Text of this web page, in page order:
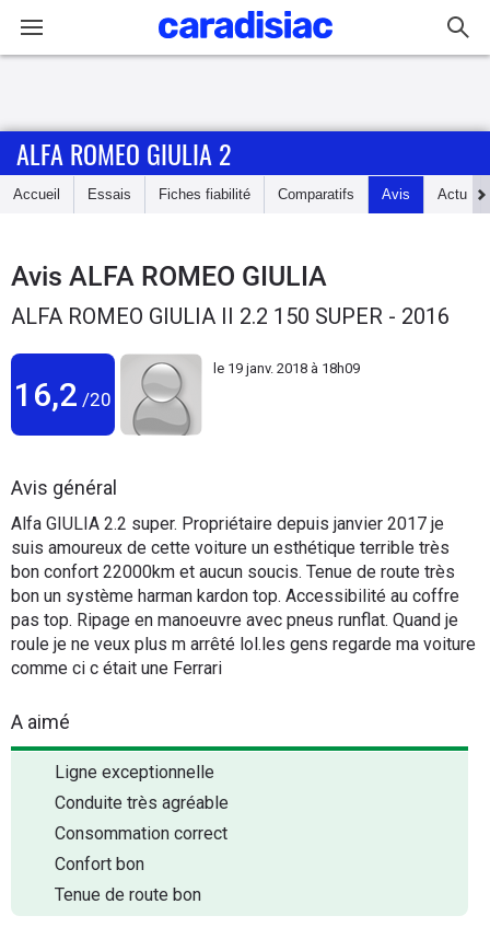
Accueil
Essais
Guide
Electriques
Flottes
Auto
Services
Forum
Moto
Marques
ALFA ROMEO GIULIA 2
Accueil Essais Fiches fiabilité Comparatifs Avis Actu
Avis ALFA ROMEO GIULIA
ALFA ROMEO GIULIA II 2.2 150 SUPER - 2016
16,2 /20
le 19 janv. 2018 à 18h09
Avis général
Alfa GIULIA 2.2 super. Propriétaire depuis janvier 2017 je
suis amoureux de cette voiture un esthétique terrible très
bon confort 22000km et aucun soucis. Tenue de route très
bon un système harman kardon top. Accessibilité au coffre
pas top. Ripage en manoeuvre avec pneus runflat. Quand je
roule je ne veux plus m arrêté lol.les gens regarde ma voiture
comme ci c était une Ferrari
A aimé
Ligne exceptionnelle
Conduite très agréable
Consommation correct
Confort bon
Tenue de route bon